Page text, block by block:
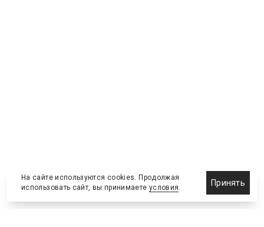
На сайте используются cookies. Продолжая
использовать сайт, вы принимаете условия.
Принять